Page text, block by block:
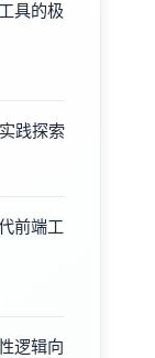
具的极
践探索
前端工
逻辑向